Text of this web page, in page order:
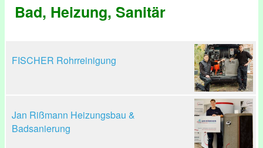
Bad, Heizung, Sanitär
FISCHER Rohrreinigung
Jan Rißmann Heizungsbau &
Badsanierung